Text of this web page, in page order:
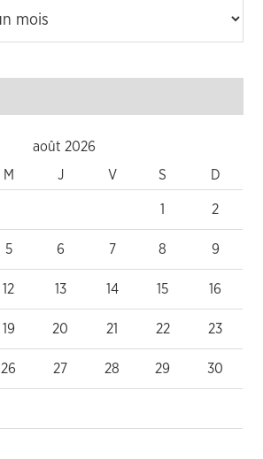
août 2026
M J V S D
1 2
5 6 7 8 9
12 13 14 15 16
19 20 21 22 23
26 27 28 29 30